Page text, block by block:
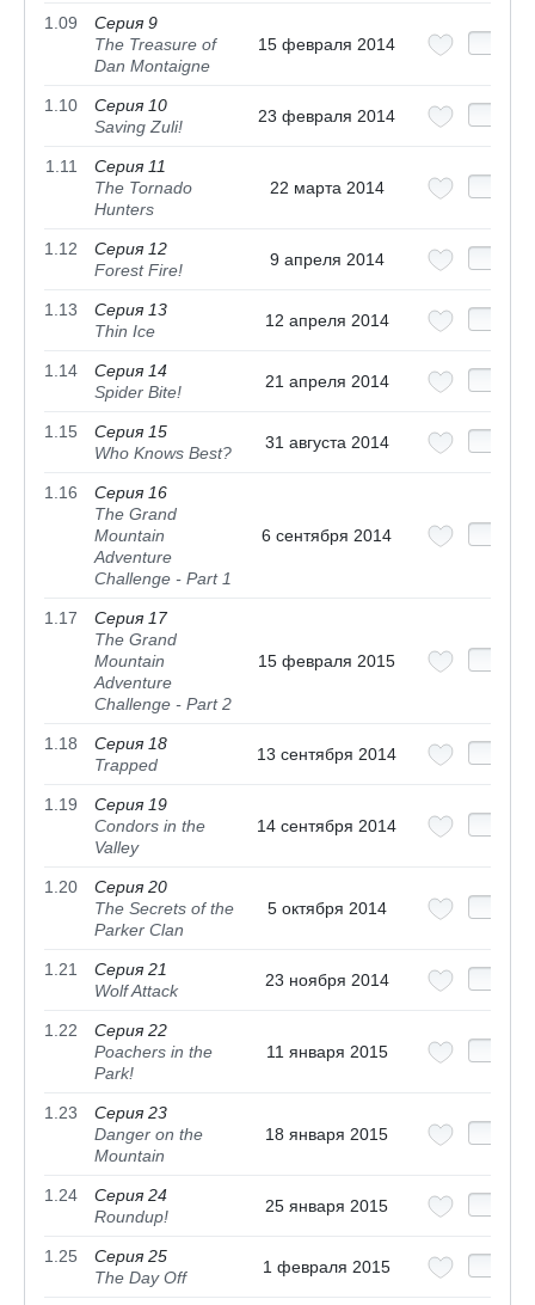
1.09
Серия 9
The Treasure of
Dan Montaigne
15 февраля 2014
1.10
Серия 10
Saving Zuli!
23 февраля 2014
1.11
Серия 11
The Tornado
Hunters
22 марта 2014
1.12
Серия 12
Forest Fire!
9 апреля 2014
1.13
Серия 13
Thin Ice
12 апреля 2014
1.14
Серия 14
Spider Bite!
21 апреля 2014
1.15
Серия 15
Who Knows Best?
31 августа 2014
1.16
Серия 16
The Grand
Mountain
Adventure
Challenge - Part 1
6 сентября 2014
1.17
Серия 17
The Grand
Mountain
Adventure
Challenge - Part 2
15 февраля 2015
1.18
Серия 18
Trapped
13 сентября 2014
1.19
Серия 19
Condors in the
Valley
14 сентября 2014
1.20
Серия 20
The Secrets of the
Parker Clan
5 октября 2014
1.21
Серия 21
Wolf Attack
23 ноября 2014
1.22
Серия 22
Poachers in the
Park!
11 января 2015
1.23
Серия 23
Danger on the
Mountain
18 января 2015
1.24
Серия 24
Roundup!
25 января 2015
1.25
Серия 25
The Day Off
1 февраля 2015